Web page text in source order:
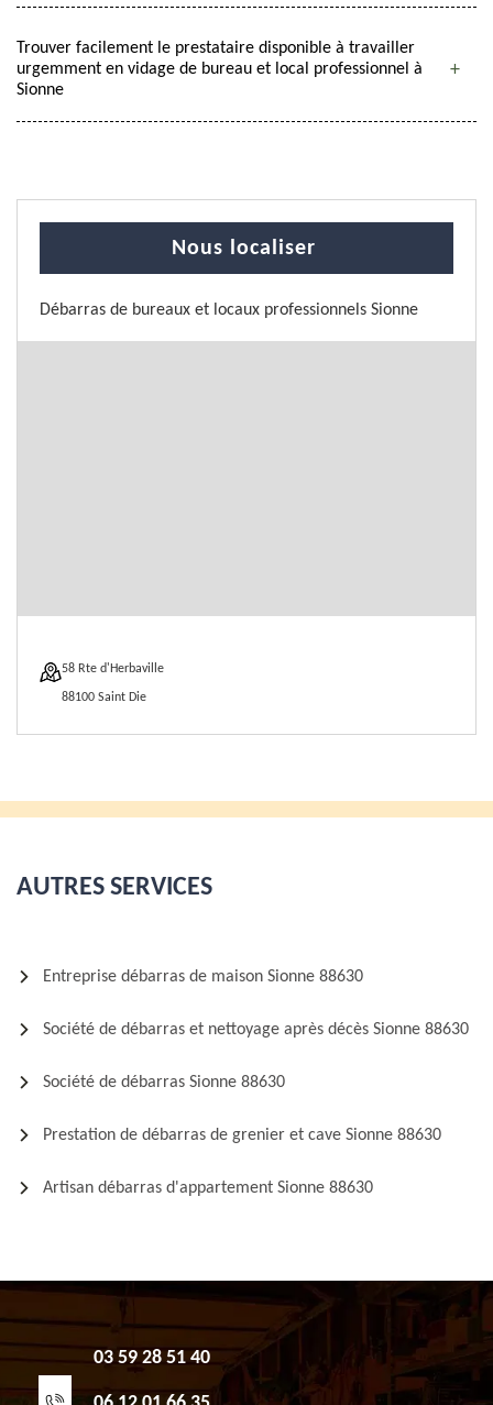
Trouver facilement le prestataire disponible à travailler
urgemment en vidage de bureau et local professionnel à
Sionne
Nous localiser
Débarras de bureaux et locaux professionnels Sionne
58 Rte d'Herbaville
88100 Saint Die
AUTRES SERVICES
Entreprise débarras de maison Sionne 88630
Société de débarras et nettoyage après décès Sionne 88630
Société de débarras Sionne 88630
Prestation de débarras de grenier et cave Sionne 88630
Artisan débarras d'appartement Sionne 88630
03 59 28 51 40